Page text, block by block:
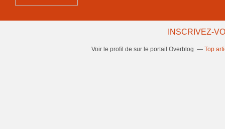
INSCRIVEZ-
Voir le profil de sur le portail Overblog Top